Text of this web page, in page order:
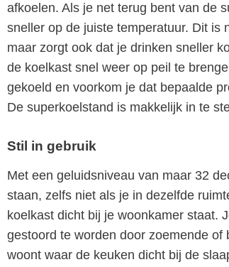
afkoelen. Als je net terug bent van de
sneller op de juiste temperatuur. Dit is
maar zorgt ook dat je drinken sneller
de koelkast snel weer op peil te
gekoeld en voorkom je dat bepaalde
De superkoelstand is makkelijk in te
Stil in gebruik
Met een geluidsniveau van maar 32
staan, zelfs niet als je in dezelfde
koelkast dicht bij je woonkamer staat.
gestoord te worden door zoemende
woont waar de keuken dicht bij de